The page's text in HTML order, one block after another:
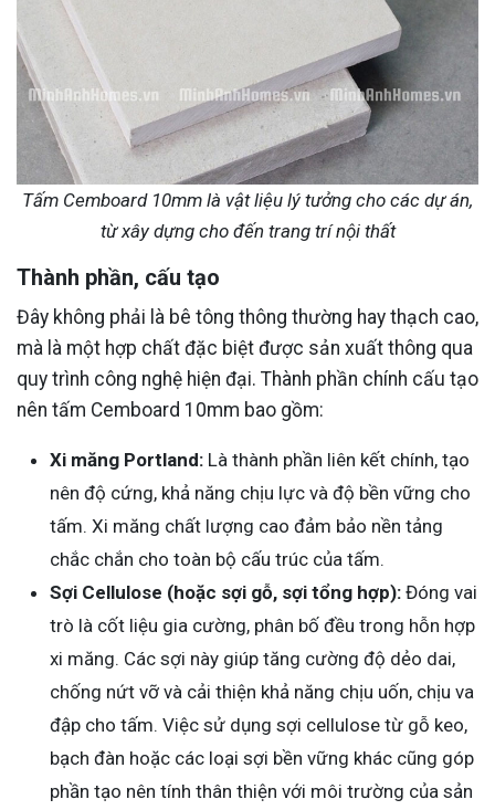
Tấm Cemboard 10mm là vật liệu lý tưởng cho các dự án,
từ xây dựng cho đến trang trí nội thất
Thành phần, cấu tạo
Đây không phải là bê tông thông thường hay thạch cao,
mà là một hợp chất đặc biệt được sản xuất thông qua
quy trình công nghệ hiện đại. Thành phần chính cấu tạo
nên tấm Cemboard 10mm bao gồm:
Xi măng Portland: Là thành phần liên kết chính, tạo
nên độ cứng, khả năng chịu lực và độ bền vững cho
tấm. Xi măng chất lượng cao đảm bảo nền tảng
chắc chắn cho toàn bộ cấu trúc của tấm.
Sợi Cellulose (hoặc sợi gỗ, sợi tổng hợp): Đóng vai
trò là cốt liệu gia cường, phân bố đều trong hỗn hợp
xi măng. Các sợi này giúp tăng cường độ dẻo dai,
chống nứt vỡ và cải thiện khả năng chịu uốn, chịu va
đập cho tấm. Việc sử dụng sợi cellulose từ gỗ keo,
bạch đàn hoặc các loại sợi bền vững khác cũng góp
phần tạo nên tính thân thiện với môi trường của sản